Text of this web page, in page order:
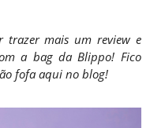
trazer mais um review e
a bag da Blippo! Fico
fofa aqui no blog!